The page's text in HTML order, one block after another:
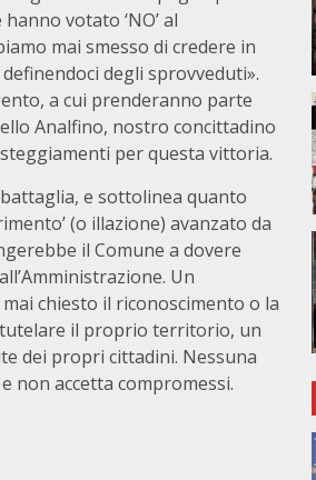
votato ‘NO’ al
mai smesso di credere in
degli sprovveduti».
a cui prenderanno parte
Analfino, nostro concittadino
per questa vittoria.
e sottolinea quanto
(o illazione) avanzato da
il Comune a dovere
Un
chiesto il riconoscimento o la
tutelare il proprio territorio, un
dei propri cittadini. Nessuna
non accetta compromessi.